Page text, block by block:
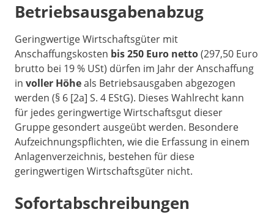
Betriebsausgabenabzug
Geringwertige Wirtschaftsgüter mit
Anschaffungskosten bis 250 Euro netto(297,50 Euro
brutto bei 19 % USt) dürfen im Jahr der Anschaffung
in voller Höheals Betriebsausgaben abgezogen
werden (§ 6 [2a] S. 4 EStG). Dieses Wahlrecht kann
für jedes geringwertige Wirtschaftsgut dieser
Gruppe gesondert ausgeübt werden. Besondere
Aufzeichnungspflichten, wie die Erfassung in einem
Anlagenverzeichnis, bestehen für diese
geringwertigen Wirtschaftsgüter nicht.
Sofortabschreibungen